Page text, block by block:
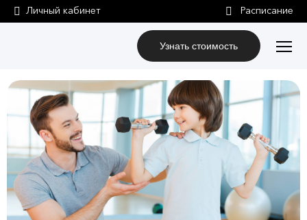
Личный кабинет
Узнать стоимость